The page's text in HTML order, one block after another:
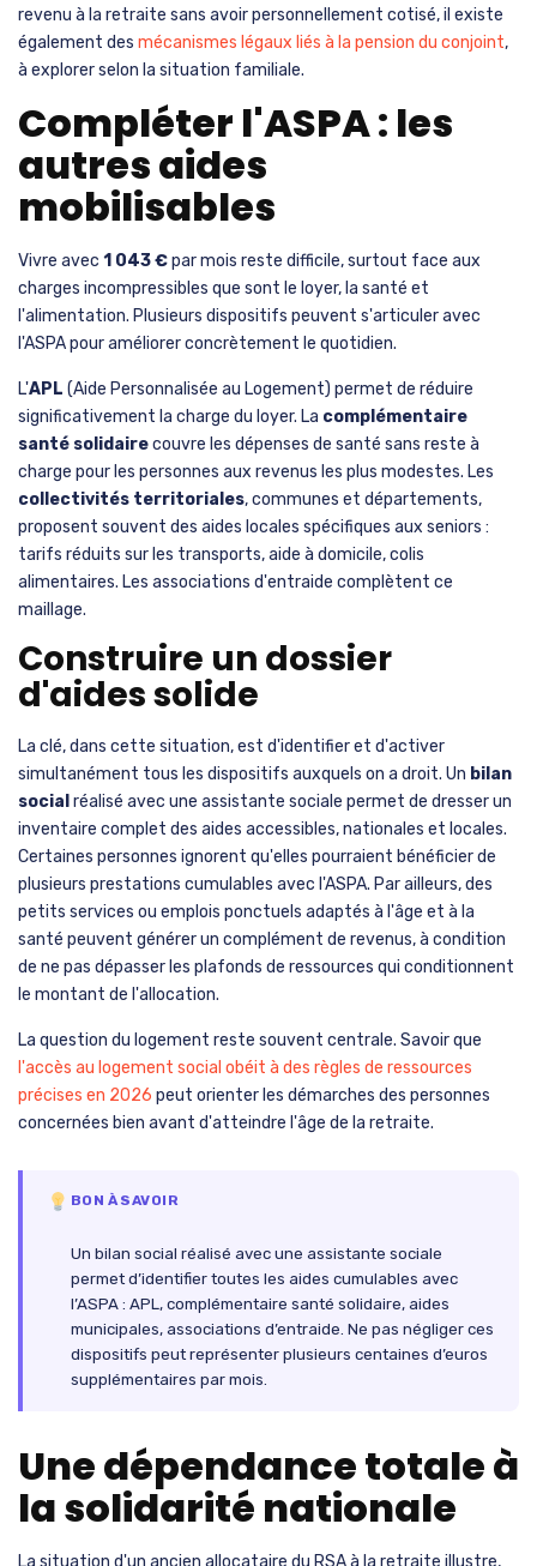
revenu à la retraite sans avoir personnellement cotisé, il existe
également des mécanismes légaux liés à la pension du conjoint,
à explorer selon la situation familiale.
Compléter l'ASPA : les
autres aides
mobilisables
Vivre avec 1 043 €par mois reste difficile, surtout face aux
charges incompressibles que sont le loyer, la santé et
l'alimentation. Plusieurs dispositifs peuvent s'articuler avec
l'ASPA pour améliorer concrètement le quotidien.
L'APL (Aide Personnalisée au Logement) permet de réduire
significativement la charge du loyer. La complémentaire
santé solidairecouvre les dépenses de santé sans reste à
charge pour les personnes aux revenus les plus modestes. Les
collectivités territoriales, communes et départements,
proposent souvent des aides locales spécifiques aux seniors :
tarifs réduits sur les transports, aide à domicile, colis
alimentaires. Les associations d'entraide complètent ce
maillage.
Construire un dossier
d'aides solide
La clé, dans cette situation, est d'identifier et d'activer
simultanément tous les dispositifs auxquels on a droit. Un bilan
social réalisé avec une assistante sociale permet de dresser un
inventaire complet des aides accessibles, nationales et locales.
Certaines personnes ignorent qu'elles pourraient bénéficier de
plusieurs prestations cumulables avec l'ASPA. Par ailleurs, des
petits services ou emplois ponctuels adaptés à l'âge et à la
santé peuvent générer un complément de revenus, à condition
de ne pas dépasser les plafonds de ressources qui conditionnent
le montant de l'allocation.
La question du logement reste souvent centrale. Savoir que
l'accès au logement social obéit à des règles de ressources
précises en 2026 peut orienter les démarches des personnes
concernées bien avant d'atteindre l'âge de la retraite.
BON À SAVOIR
Un bilan social réalisé avec une assistante sociale
permet d’identifier toutes les aides cumulables avec
l’ASPA : APL, complémentaire santé solidaire, aides
municipales, associations d’entraide. Ne pas négliger ces
dispositifs peut représenter plusieurs centaines d’euros
supplémentaires par mois.
Une dépendance totale à
la solidarité nationale